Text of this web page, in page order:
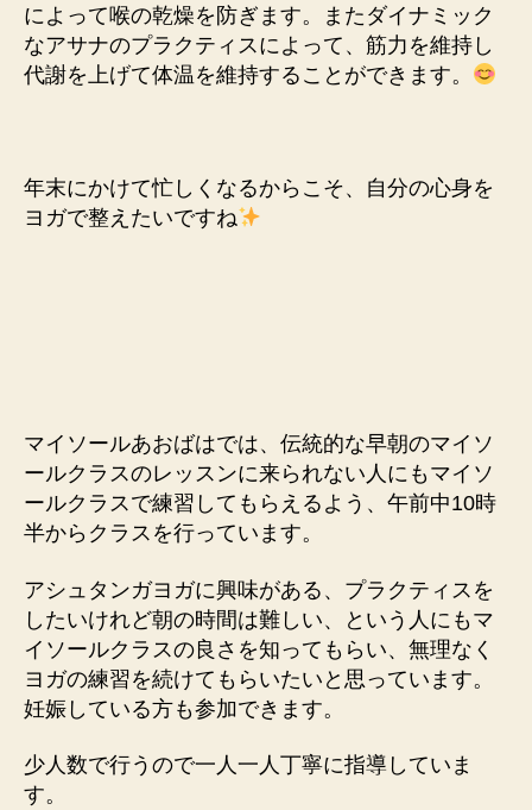
によって喉の乾燥を防ぎます。またダイナミック
なアサナのプラクティスによって、筋力を維持し
代謝を上げて体温を維持することができます。
年末にかけて忙しくなるからこそ、自分の心身を
ヨガで整えたいですね
マイソールあおばはでは、伝統的な早朝のマイソ
ールクラスのレッスンに来られない人にもマイソ
ールクラスで練習してもらえるよう、午前中10時
半からクラスを行っています。
アシュタンガヨガに興味がある、プラクティスを
したいけれど朝の時間は難しい、という人にもマ
イソールクラスの良さを知ってもらい、無理なく
ヨガの練習を続けてもらいたいと思っています。
妊娠している方も参加できます。
少人数で行うので一人一人丁寧に指導していま
す。